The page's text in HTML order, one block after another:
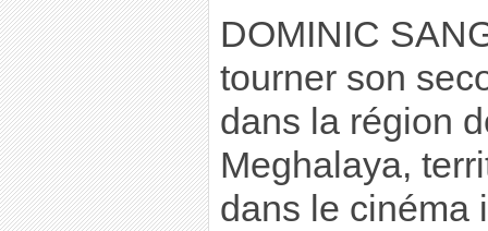
DOMINIC
tourner son
dans la région
Meghalaya,
dans le cinéma